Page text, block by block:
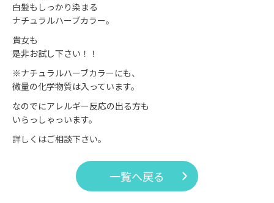
白髪もしっかり染まる
ナチュラルハーブカラー。
貴女も
是非お試し下さい！！
※ナチュラルハーブカラーにも、
微量の化学物質は入っています。
なのでにアレルギー反応の出る方も
いらっしゃっいます。
詳しくはご相談下さい。
一覧へ戻る